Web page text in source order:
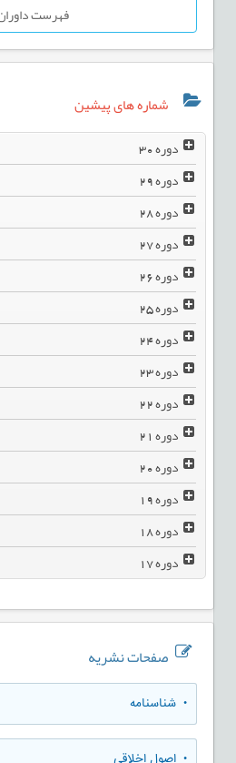
فهرست داوران
شماره های پیشین
دوره30
دوره29
دوره28
دوره27
دوره26
دوره25
دوره24
دوره23
دوره22
دوره21
دوره20
دوره19
دوره18
دوره17
صفحات نشریه
• شناسنامه